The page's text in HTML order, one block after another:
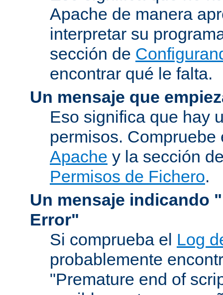
Apache de manera
interpretar su
sección de
encontrar qué le falta.
Un mensaje que
Eso significa que hay
permisos.
Apache y la sección
Permisos de Fichero.
Un mensaje indicando
Error"
Si comprueba el Log
probablemente
"Premature end of